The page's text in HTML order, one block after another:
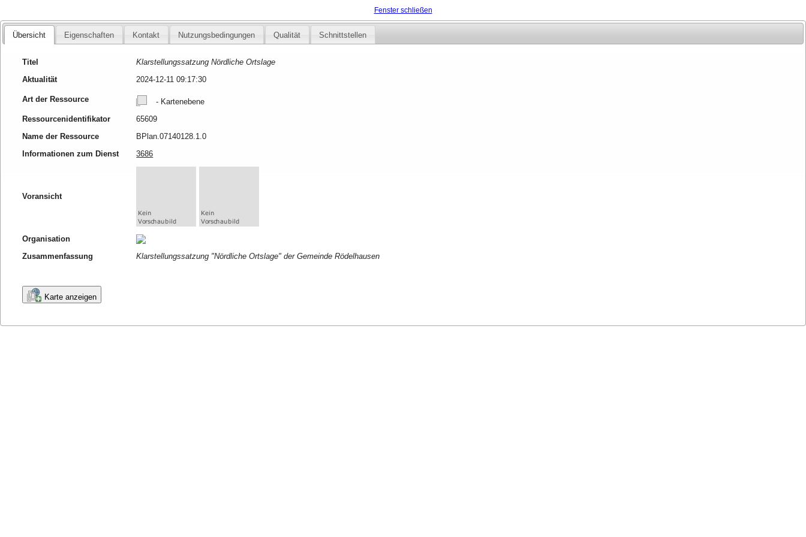
Fenster schließen
Übersicht Eigenschaften Kontakt Nutzungsbedingungen Qualität Schnittstellen
Titel
Klarstellungssatzung Nördliche Ortslage
Aktualität
2024-12-11 09:17:30
Art der Ressource
- Kartenebene
Ressourcenidentifikator
65609
Name der Ressource
BPlan.07140128.1.0
Informationen zum Dienst
3686
Voransicht
Organisation
Zusammenfassung
Klarstellungssatzung "Nördliche Ortslage" der Gemeinde Rödelhausen
Karte anzeigen